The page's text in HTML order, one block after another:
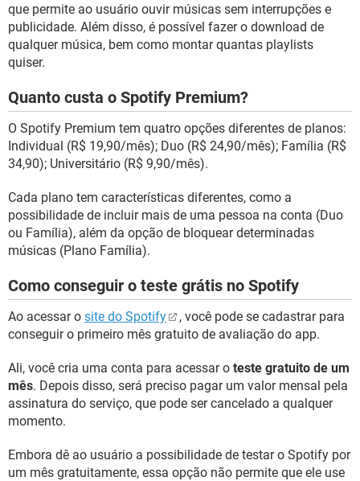
que permite ao usuário ouvir músicas sem interrupções e
publicidade. Além disso, é possível fazer o download de
qualquer música, bem como montar quantas playlists
quiser.
Quanto custa o Spotify Premium?
O Spotify Premium tem quatro opções diferentes de planos:
Individual (R$ 19,90/mês); Duo (R$ 24,90/mês); Família (R$
34,90); Universitário (R$ 9,90/mês).
Cada plano tem características diferentes, como a
possibilidade de incluir mais de uma pessoa na conta (Duo
ou Família), além da opção de bloquear determinadas
músicas (Plano Família).
Como conseguir o teste grátis no Spotify
Ao acessar o site do Spotify
, você pode se cadastrar para
conseguir o primeiro mês gratuito de avaliação do app.
Ali, você cria uma conta para acessar o teste gratuito de um
mês. Depois disso, será preciso pagar um valor mensal pela
assinatura do serviço, que pode ser cancelado a qualquer
momento.
Embora dê ao usuário a possibilidade de testar o Spotify por
um mês gratuitamente, essa opção não permite que ele use